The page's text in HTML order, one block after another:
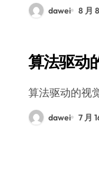
dawei 8 月
算法驱动
算法驱动的
dawei 7 月